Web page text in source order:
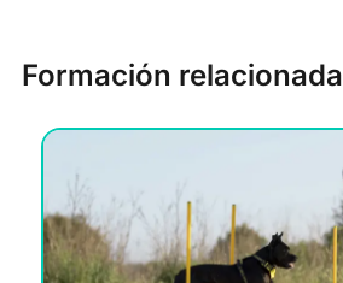
Formación relacionada